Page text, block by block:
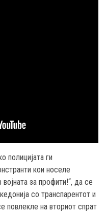
полицијата ги
кои носеле
за профити!“, да се
со транспарентот и
повлекле на вториот спрат